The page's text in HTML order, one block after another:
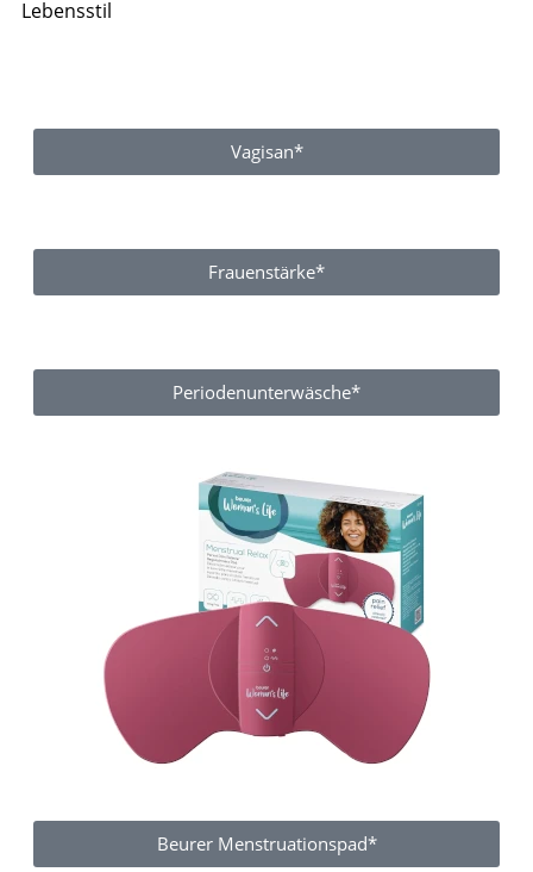
Lebensstil
Vagisan*
Frauenstärke*
Periodenunterwäsche*
Beurer Menstruationspad*